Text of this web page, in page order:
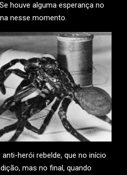
houve alguma esperança no
nesse momento.
herói rebelde, que no início
mas no final, quando